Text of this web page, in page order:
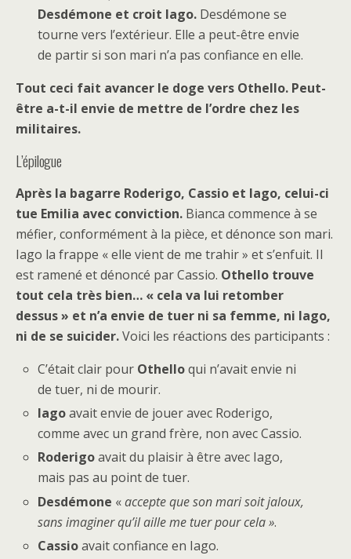
Desdémone et croit Iago. Desdémone se
tourne vers l’extérieur. Elle a peut-être envie
de partir si son mari n’a pas confiance en elle.
Tout ceci fait avancer le doge vers Othello. Peut-
être a-t-il envie de mettre de l’ordre chez les
militaires.
L’épilogue
Après la bagarre Roderigo, Cassio et Iago, celui-ci
tue Emilia avec conviction. Bianca commence à se
méfier, conformément à la pièce, et dénonce son mari.
Iago la frappe « elle vient de me trahir » et s’enfuit. Il
est ramené et dénoncé par Cassio. Othello trouve
tout cela très bien… « cela va lui retomber
dessus » et n’a envie de tuer ni sa femme, ni Iago,
ni de se suicider.Voici les réactions des participants :
C’était clair pour Othelloqui n’avait envie ni
de tuer, ni de mourir.
Iagoavait envie de jouer avec Roderigo,
comme avec un grand frère, non avec Cassio.
Roderigoavait du plaisir à être avec Iago,
mais pas au point de tuer.
Desdémone «accepte que son mari soit jaloux,
sans imaginer qu’il aille me tuer pour cela ».
Cassioavait confiance en Iago.